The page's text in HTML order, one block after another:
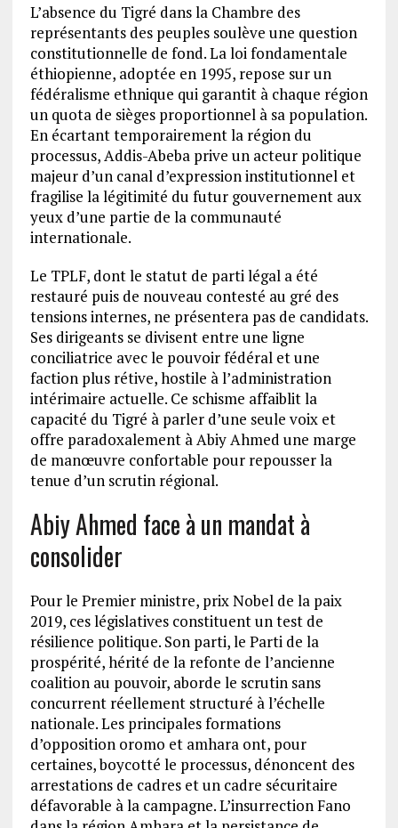
L’absence du Tigré dans la Chambre des
représentants des peuples soulève une question
constitutionnelle de fond. La loi fondamentale
éthiopienne, adoptée en 1995, repose sur un
fédéralisme ethnique qui garantit à chaque région
un quota de sièges proportionnel à sa population.
En écartant temporairement la région du
processus, Addis-Abeba prive un acteur politique
majeur d’un canal d’expression institutionnel et
fragilise la légitimité du futur gouvernement aux
yeux d’une partie de la communauté
internationale.
Le TPLF, dont le statut de parti légal a été
restauré puis de nouveau contesté au gré des
tensions internes, ne présentera pas de candidats.
Ses dirigeants se divisent entre une ligne
conciliatrice avec le pouvoir fédéral et une
faction plus rétive, hostile à l’administration
intérimaire actuelle. Ce schisme affaiblit la
capacité du Tigré à parler d’une seule voix et
offre paradoxalement à Abiy Ahmed une marge
de manœuvre confortable pour repousser la
tenue d’un scrutin régional.
Abiy Ahmed face à un mandat à
consolider
Pour le Premier ministre, prix Nobel de la paix
2019, ces législatives constituent un test de
résilience politique. Son parti, le Parti de la
prospérité, hérité de la refonte de l’ancienne
coalition au pouvoir, aborde le scrutin sans
concurrent réellement structuré à l’échelle
nationale. Les principales formations
d’opposition oromo et amhara ont, pour
certaines, boycotté le processus, dénoncent des
arrestations de cadres et un cadre sécuritaire
défavorable à la campagne. L’insurrection Fano